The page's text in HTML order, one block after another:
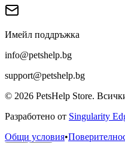
Имейл поддръжка
info@petshelp.bg
support@petshelp.bg
© 2026 PetsHelp Store.
Разработено от Singularity
Общи условия•